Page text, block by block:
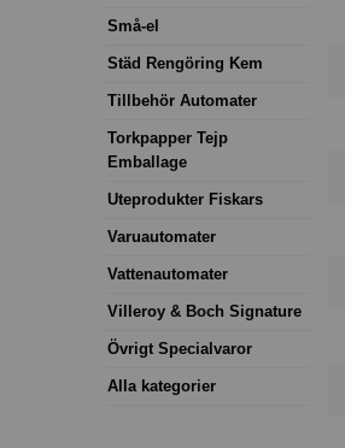
Små-el
Städ Rengöring Kem
Tillbehör Automater
Torkpapper Tejp
Emballage
Uteprodukter Fiskars
Varuautomater
Vattenautomater
Villeroy & Boch Signature
Övrigt Specialvaror
Alla kategorier